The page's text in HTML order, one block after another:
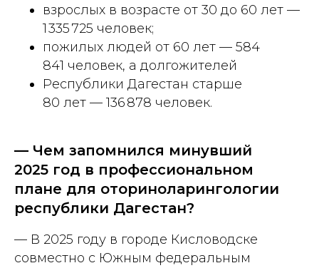
взрослых в возрасте от 30 до 60 лет —
1 335 725 человек;
пожилых людей от 60 лет — 584
841 человек, а долгожителей
Республики Дагестан старше
80 лет — 136 878 человек.
— Чем запомнился минувший
2025 год в профессиональном
плане для оториноларингологии
республики Дагестан?
— В 2025 году в городе Кисловодске
совместно с Южным федеральным